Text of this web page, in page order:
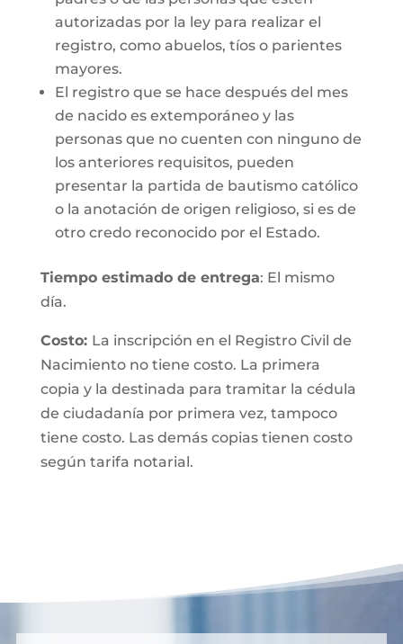
autorizadas por la ley para realizar el
registro, como abuelos, tíos o parientes
mayores.
El registro que se hace después del mes
de nacido es extemporáneo y las
personas que no cuenten con ninguno de
los anteriores requisitos, pueden
presentar la partida de bautismo católico
o la anotación de origen religioso, si es de
otro credo reconocido por el Estado.
Tiempo estimado de entrega: El mismo
día.
Costo: La inscripción en el Registro Civil de
Nacimiento no tiene costo. La primera
copia y la destinada para tramitar la cédula
de ciudadanía por primera vez, tampoco
tiene costo. Las demás copias tienen costo
según tarifa notarial.